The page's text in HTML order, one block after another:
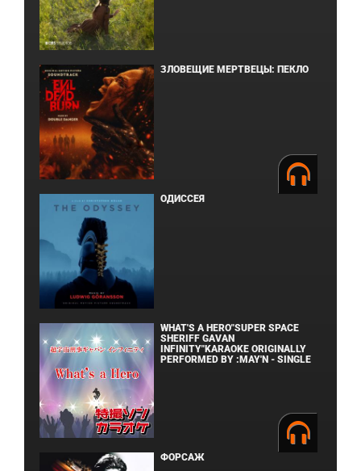
ЗЛОВЕЩИЕ МЕРТВЕЦЫ: ПЕКЛО
ОДИССЕЯ
WHAT'S A HERO"SUPER SPACE
SHERIFF GAVAN
INFINITY"KARAOKE ORIGINALLY
PERFORMED BY :MAY'N - SINGLE
ФОРСАЖ